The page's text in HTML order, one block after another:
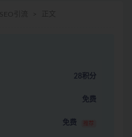
28积分
免费
免费 推荐